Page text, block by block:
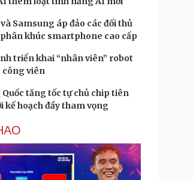
Samsung áp đảo các đối thủ
khúc smartphone cao cấp
triển khai “nhân viên” robot
công viên
tăng tốc tự chủ chip tiên
kế hoạch đầy tham vọng